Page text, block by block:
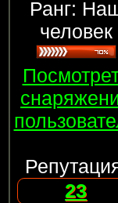
Ранг:
человек
23